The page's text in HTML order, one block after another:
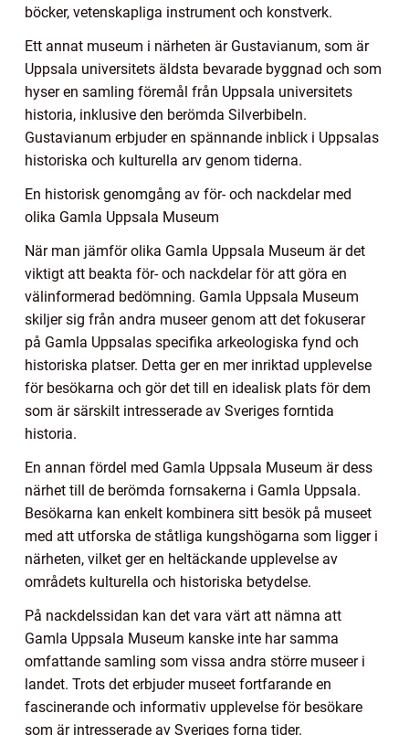
böcker, vetenskapliga instrument och konstverk.
Ett annat museum i närheten är Gustavianum, som är
Uppsala universitets äldsta bevarade byggnad och som
hyser en samling föremål från Uppsala universitets
historia, inklusive den berömda Silverbibeln.
Gustavianum erbjuder en spännande inblick i Uppsalas
historiska och kulturella arv genom tiderna.
En historisk genomgång av för- och nackdelar med
olika Gamla Uppsala Museum
När man jämför olika Gamla Uppsala Museum är det
viktigt att beakta för- och nackdelar för att göra en
välinformerad bedömning. Gamla Uppsala Museum
skiljer sig från andra museer genom att det fokuserar
på Gamla Uppsalas specifika arkeologiska fynd och
historiska platser. Detta ger en mer inriktad upplevelse
för besökarna och gör det till en idealisk plats för dem
som är särskilt intresserade av Sveriges forntida
historia.
En annan fördel med Gamla Uppsala Museum är dess
närhet till de berömda fornsakerna i Gamla Uppsala.
Besökarna kan enkelt kombinera sitt besök på museet
med att utforska de ståtliga kungshögarna som ligger i
närheten, vilket ger en heltäckande upplevelse av
områdets kulturella och historiska betydelse.
På nackdelssidan kan det vara värt att nämna att
Gamla Uppsala Museum kanske inte har samma
omfattande samling som vissa andra större museer i
landet. Trots det erbjuder museet fortfarande en
fascinerande och informativ upplevelse för besökare
som är intresserade av Sveriges forna tider.